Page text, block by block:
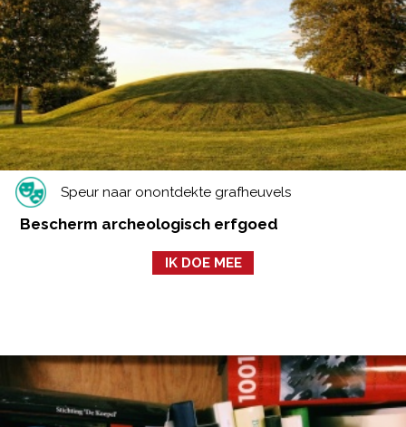
Speur naar onontdekte grafheuvels
Bescherm archeologisch erfgoed
IK DOE MEE